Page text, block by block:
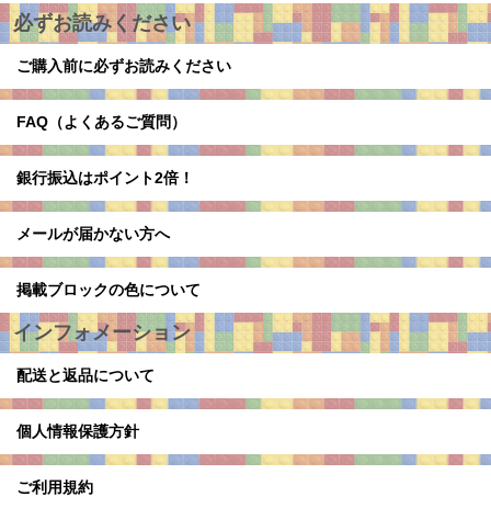
必ずお読みください
ご購入前に必ずお読みください
FAQ（よくあるご質問）
銀行振込はポイント2倍！
メールが届かない方へ
掲載ブロックの色について
インフォメーション
配送と返品について
個人情報保護方針
ご利用規約